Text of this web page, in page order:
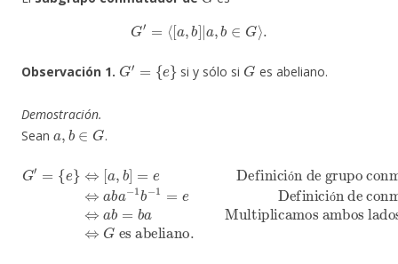
G [a,b]| a b ∈ G⟩.
Observación 1.
G′= }
si y sólo si
G
es abeliano.
Demostración.
Sean
a,b∈G
.
G ′ = {e} ⇔ b
Definición de grupo conmutador ⇔ =e
Definición de conmutador⇔a =b
Multiplicamos ambos lados por ba es abeliano.